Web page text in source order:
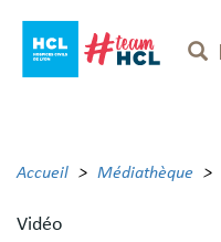
contenu
Accueil Médiathèque
Vidéo